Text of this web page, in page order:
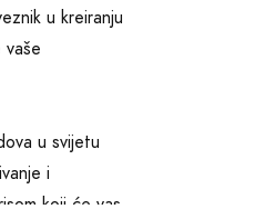
u kreiranju
u svijetu
i
koji će vas